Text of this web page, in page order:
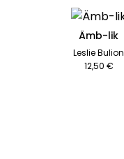
Ämb-lik
Leslie Bulion
12,50 €